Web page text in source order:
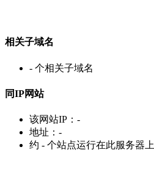
相关子域名
- 个相关子域名
同IP网站
该网站IP： -
地址： -
约 - 个站点运行在此服务器上